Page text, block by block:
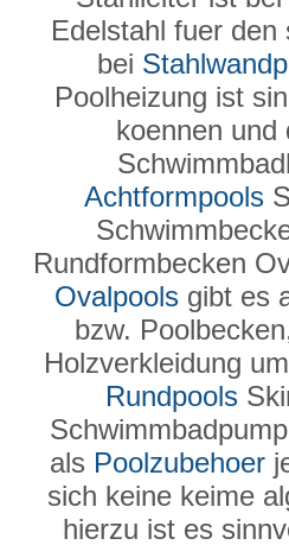
Edelstahl fuer
bei
Poolheizung ist
koennen und
Achtformpools
Rundformbecken
Ovalpoolsgibt es
bzw.
Holzverkleidung
Rundpools
als Poolzubehoer
sich keine keime
hierzu ist es